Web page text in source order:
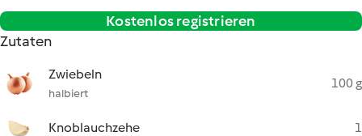
Kostenlos registrieren
Zutaten
Zwiebeln
halbiert
100 g
Knoblauchzehe 1